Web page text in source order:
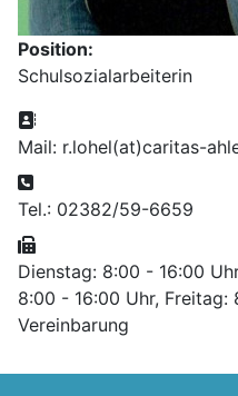
Position:
Schulsozialarbeiterin
Adresse:
Mail: r.lohel(at)caritas-
Telefon:
Tel.: 02382/59-6659
Fax:
Dienstag: 8:00 - 16:00
8:00 - 16:00 Uhr,
Vereinbarung